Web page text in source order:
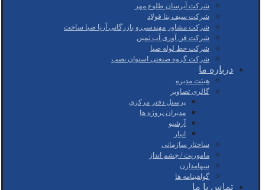
شرکت آبرسان طلوع مهر
شرکت سیف بنا فولاد
شرکت مشاور مهندسی و بازرگانی آریا صبا ساخت
شرکت فن آوری آب ثمین
شرکت خط لوله صبا
شرکت گروه صنعتی استوان نصب
درباره ما
هیئت مدیره
گالری تصاویر
پرسنل دفتر مرکزی
مدیران پروژه ها
آرشیو
انبار
ساختار سازمانی
ماموریت / چشم انداز
سهامدارن
گواهینامه ها
تماس با ما